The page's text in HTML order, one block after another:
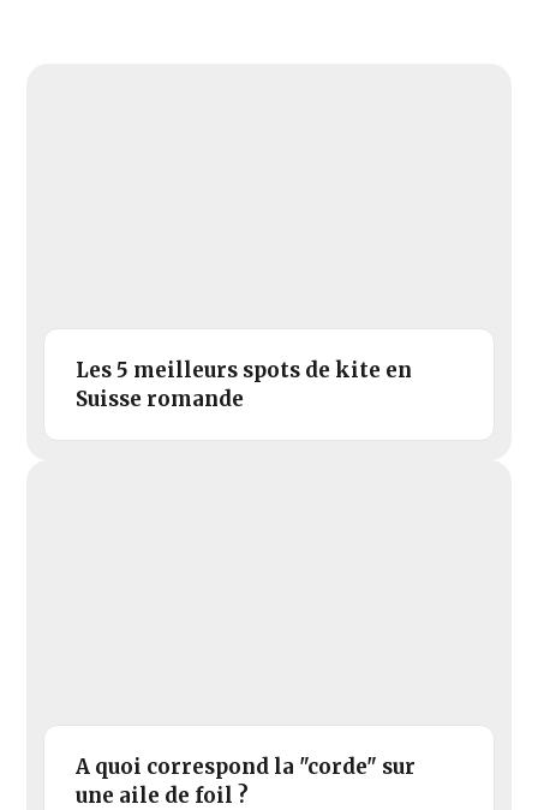
Les 5 meilleurs spots de kite en
Suisse romande
A quoi correspond la "corde" sur
une aile de foil ?